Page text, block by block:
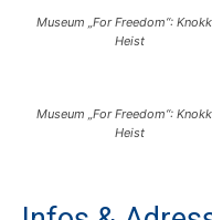
Museum „For Freedom“:
Heist
Museum „For Freedom“:
Heist